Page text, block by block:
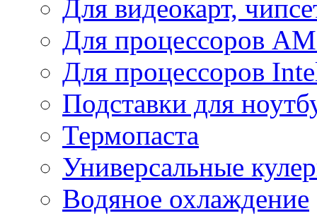
Для видеокарт,
Для процессоров
Для процессоров
Подставки для
Термопаста
Универсальные
Водяное охлаждение